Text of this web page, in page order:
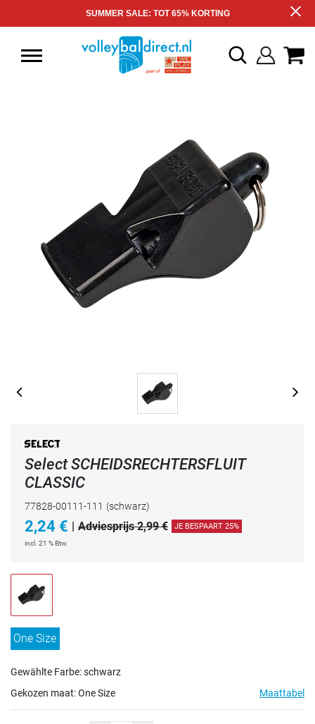
SUMMER SALE: TOT 65% KORTING
Select SCHEIDSRECHTERSFLUIT
CLASSIC
77828-00111-111 (schwarz)
2,24 € | Adviesprijs 2,99 € JE BESPAART 25%
incl. 21 % Btw.
One Size
Gewählte Farbe: schwarz
Gekozen maat:One Size Maattabel